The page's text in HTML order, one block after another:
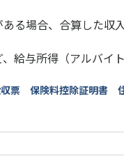
ある場合、合算した収
、給与所得（アルバイ
票 保険料控除証明書